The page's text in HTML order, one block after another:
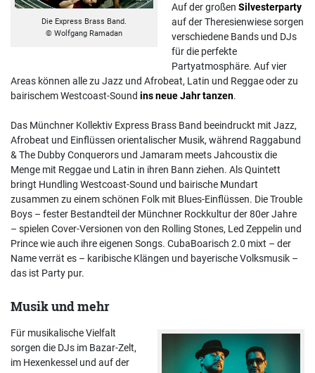
Die Express Brass Band.
© Wolfgang Ramadan
Auf der großen Silvesterparty
auf der Theresienwiese sorgen
verschiedene Bands und DJs
für die perfekte
Partyatmosphäre. Auf vier
Areas können alle zu Jazz und Afrobeat, Latin und Reggae oder zu
bairischem Westcoast-Sound ins neue Jahr tanzen.
Das Münchner Kollektiv Express Brass Band beeindruckt mit Jazz,
Afrobeat und Einflüssen orientalischer Musik, während Raggabund
& The Dubby Conquerors und Jamaram meets Jahcoustix die
Menge mit Reggae und Latin in ihren Bann ziehen. Als Quintett
bringt Hundling Westcoast-Sound und bairische Mundart
zusammen zu einem schönen Folk mit Blues-Einflüssen. Die Trouble
Boys – fester Bestandteil der Münchner Rockkultur der 80er Jahre
– spielen Cover-Versionen von den Rolling Stones, Led Zeppelin und
Prince wie auch ihre eigenen Songs. CubaBoarisch 2.0 mixt – der
Name verrät es – karibische Klängen und bayerische Volksmusik –
das ist Party pur.
Musik und mehr
Für musikalische Vielfalt
sorgen die DJs im Bazar-Zelt,
im Hexenkessel und auf der